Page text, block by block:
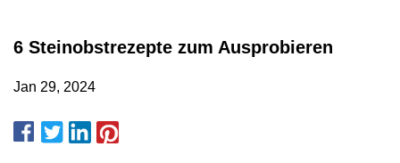
6 Steinobstrezepte zum Ausprobieren
Jan 29, 2024